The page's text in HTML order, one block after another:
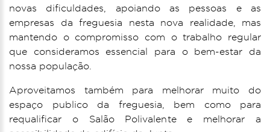
novas dificuldades, apoiando as pessoas e as
empresas da freguesia nesta nova realidade, mas
mantendo o compromisso com o trabalho regular
que consideramos essencial para o bem-estar da
nossa população.
Aproveitamos também para melhorar muito do
espaço publico da freguesia, bem como para
requalificar o Salão Polivalente e melhorar a